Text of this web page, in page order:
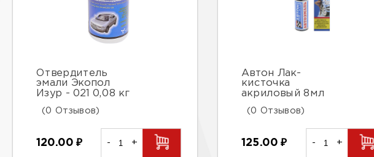
Отвердитель
эмали Экопол
Изур - 021 0,08 кг
(0 Отзывов)
120.00₽ - +
Автон Лак-
кисточка
акриловый 8мл
(0 Отзывов)
125.00₽ - +